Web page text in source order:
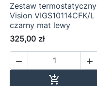
Zestaw termostatyczny
Vision VIGS10114CFK/L
czarny mat lewy
325,00 zł
 
